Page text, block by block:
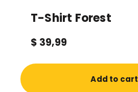
T-Shirt Forest
$ 39,99
Add to cart